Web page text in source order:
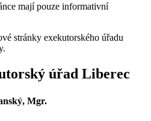
mají pouze informativní
stránky exekutorského úřadu
.
úřad Liberec
Mgr.